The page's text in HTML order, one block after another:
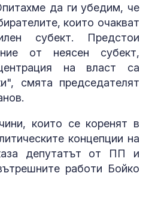
да ги убедим, че
които очакват
субект. Предстои
от неясен субект,
на власт са
смята председателят
които се коренят в
концепции на
депутатът от ПП и
работи Бойко